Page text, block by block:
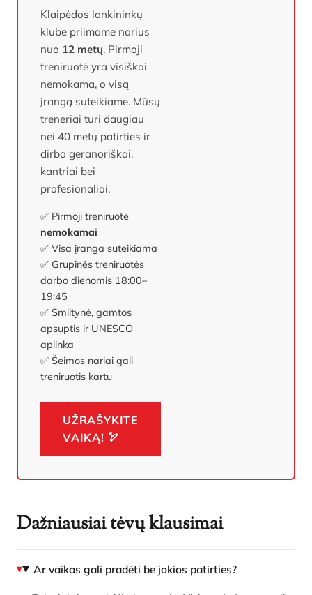
Klaipėdos lankininkų
klube priimame narius
nuo 12 metų. Pirmoji
treniruotė yra visiškai
nemokama, o visą
įrangą suteikiame. Mūsų
treneriai turi daugiau
nei 40 metų patirties ir
dirba geranoriškai,
kantriai bei
profesionaliai.
✅ Pirmoji treniruotė
nemokamai
✅ Visa įranga suteikiama
✅ Grupinės treniruotės
darbo dienomis 18:00–
19:45
✅ Smiltynė, gamtos
apsuptis ir UNESCO
aplinka
✅ Šeimos nariai gali
treniruotis kartu
UŽRAŠYKITE
VAIKĄ! 🏹
Dažniausiai tėvų klausimai
Ar vaikas gali pradėti be jokios patirties?